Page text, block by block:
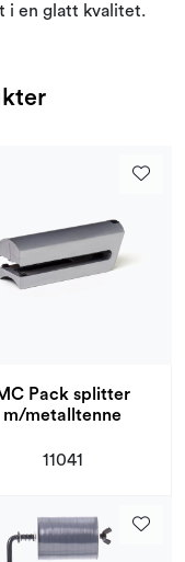
i en glatt kvalitet.
Pack splitter
m/metalltenne
11041